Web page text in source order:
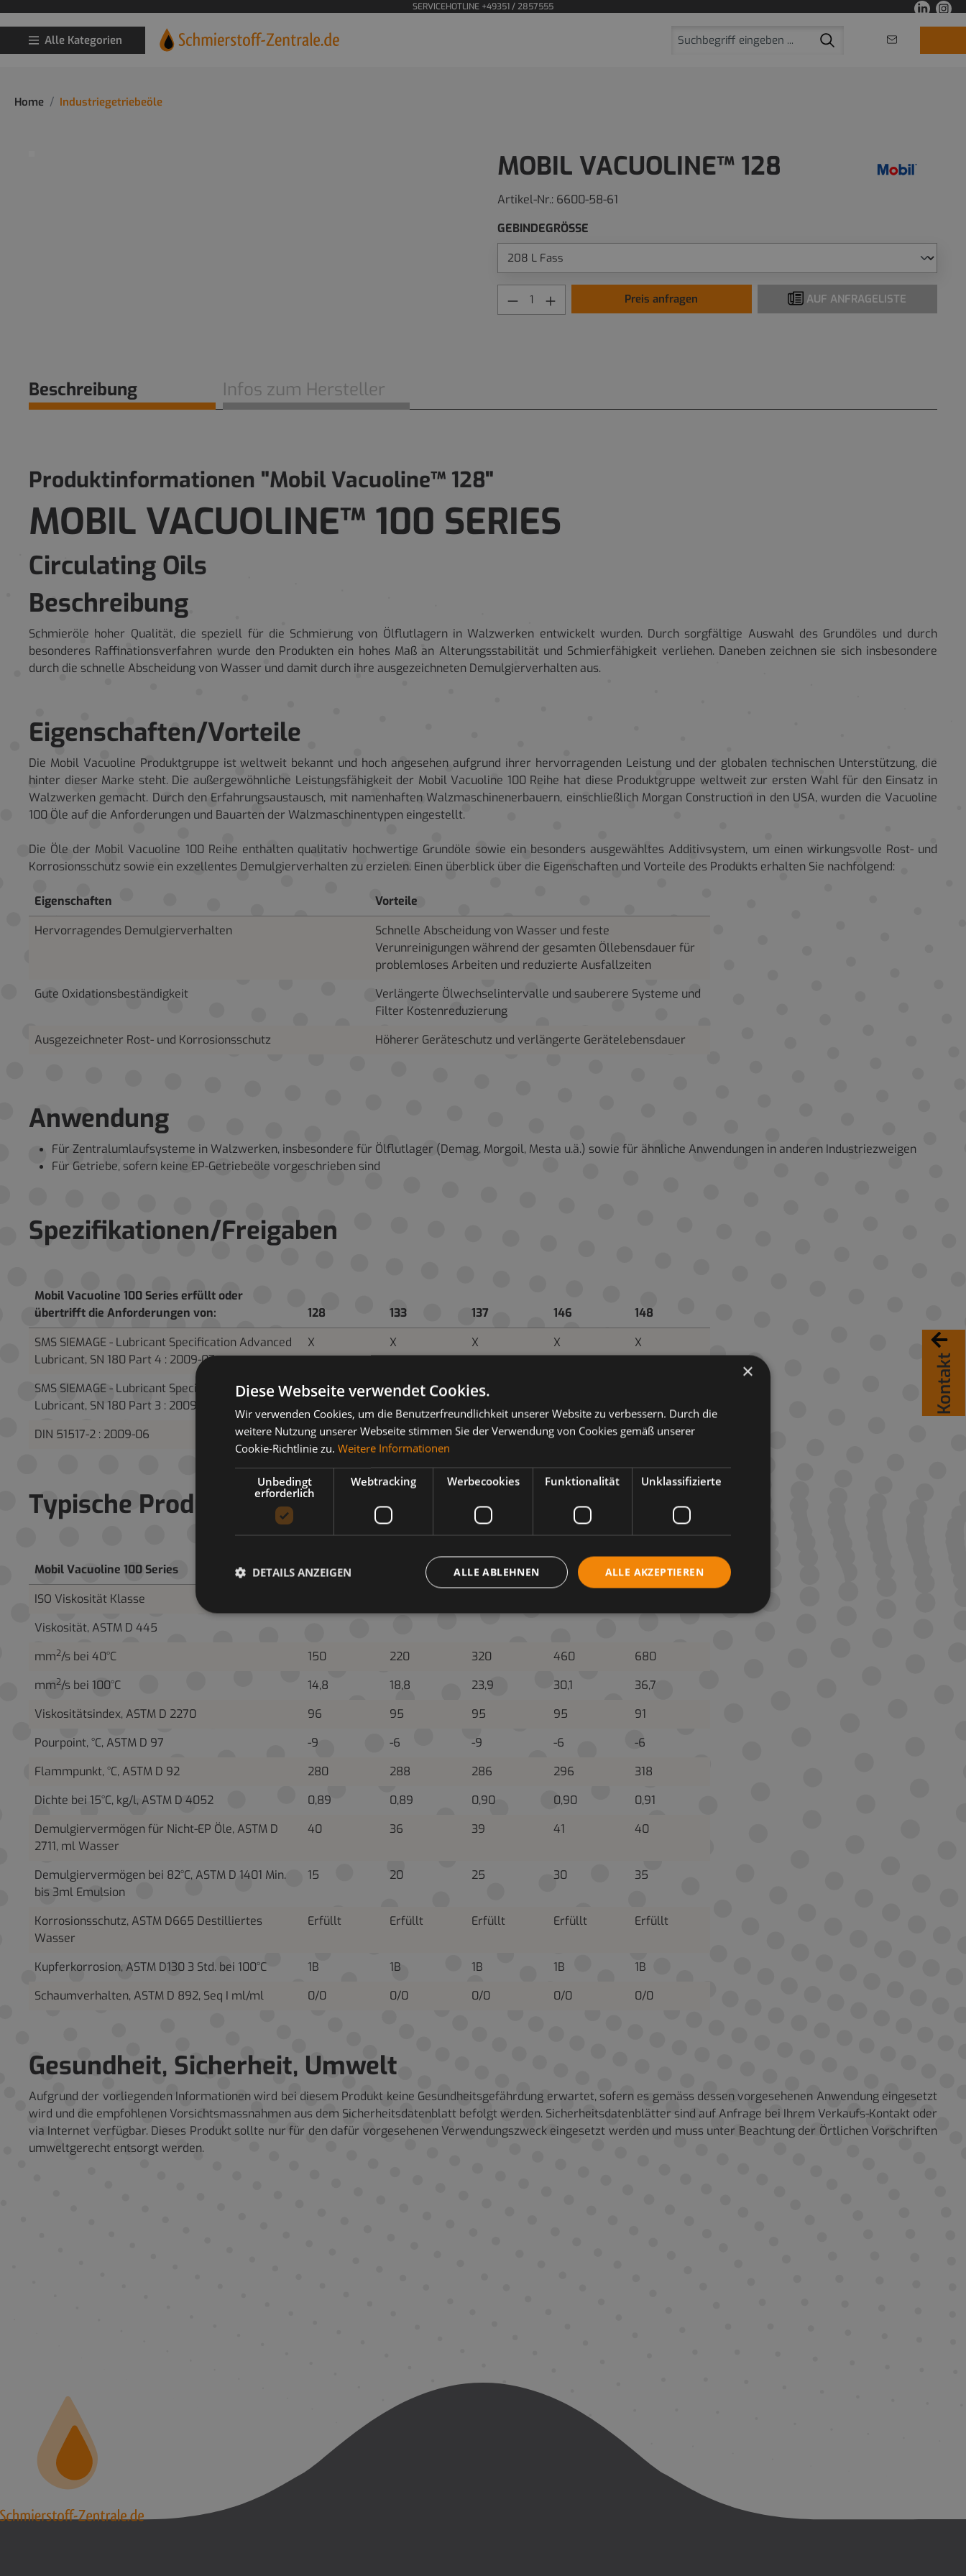
SERVICEHOTLINE +49351 / 2857555
Alle Kategorien
Kontakt
Home Industriegetriebeöle
MOBIL VACUOLINE™ 128
Artikel-Nr.: 6600-58-61
GEBINDEGRÖSSE
Preis anfragen AUF ANFRAGELISTE
Beschreibung Infos zum Hersteller
Produktinformationen "Mobil Vacuoline™ 128"
MOBIL VACUOLINE™ 100 SERIES
Circulating Oils
Beschreibung
Schmieröle hoher Qualität, die speziell für die Schmierung von Ölflutlagern in Walzwerken entwickelt wurden. Durch sorgfältige Auswahl des Grundöles und durch
besonderes Raffinationsverfahren wurde den Produkten ein hohes Maß an Alterungsstabilität und Schmierfähigkeit verliehen. Daneben zeichnen sie sich insbesondere
durch die schnelle Abscheidung von Wasser und damit durch ihre ausgezeichneten Demulgierverhalten aus.
Eigenschaften/Vorteile
Die Mobil Vacuoline Produktgruppe ist weltweit bekannt und hoch angesehen aufgrund ihrer hervorragenden Leistung und der globalen technischen Unterstützung, die
hinter dieser Marke steht. Die außergewöhnliche Leistungsfähigkeit der Mobil Vacuoline 100 Reihe hat diese Produktgruppe weltweit zur ersten Wahl für den Einsatz in
Walzwerken gemacht. Durch den Erfahrungsaustausch, mit namenhaften Walzmaschinenerbauern, einschließlich Morgan Construction in den USA, wurden die Vacuoline
100 Öle auf die Anforderungen und Bauarten der Walzmaschinentypen eingestellt.
Die Öle der Mobil Vacuoline 100 Reihe enthalten qualitativ hochwertige Grundöle sowie ein besonders ausgewähltes Additivsystem, um einen wirkungsvolle Rost- und
Korrosionsschutz sowie ein exzellentes Demulgierverhalten zu erzielen. Einen überblick über die Eigenschaften und Vorteile des Produkts erhalten Sie nachfolgend:
Eigenschaften
Vorteile
Hervorragendes Demulgierverhalten
Schnelle Abscheidung von Wasser und feste
Verunreinigungen während der gesamten Öllebensdauer für
problemloses Arbeiten und reduzierte Ausfallzeiten
Gute Oxidationsbeständigkeit
Verlängerte Ölwechselintervalle und sauberere Systeme und
Filter Kostenreduzierung
Ausgezeichneter Rost- und Korrosionsschutz
Höherer Geräteschutz und verlängerte Gerätelebensdauer
Anwendung
Für Zentralumlaufsysteme in Walzwerken, insbesondere für Ölflutlager (Demag, Morgoil, Mesta u.ä.) sowie für ähnliche Anwendungen in anderen Industriezweigen
Für Getriebe, sofern keine EP-Getriebeöle vorgeschrieben sind
Spezifikationen/Freigaben
Mobil Vacuoline 100 Series erfüllt oder
übertrifft die Anforderungen von:
128 133 137 146
148
SMS SIEMAGE - Lubricant Specification Advanced
Lubricant, SN 180 Part 4 : 2009-07
X X X X X
SMS SIEMAGE - Lubricant Specification Advanced
Lubricant, SN 180 Part 3 : 2009-07
X X X
DIN 51517-2 : 2009-06 X X X X
Typische Produktdaten
Mobil Vacuoline 100 Series 128 137 146
148
ISO Viskosität Klasse
Viskosität, ASTM D 445
mm2/s bei 40°C 150 220 320 460
680
mm2/s bei 100°C 14,8 18,8 23,9 30,1
36,7
Viskositätsindex, ASTM D 2270
96 95 95 95
91
Pourpoint, °C, ASTM D 97
-9 -6 -9 -6
-6
Flammpunkt, °C, ASTM D 92
280 288 286 296
318
Dichte bei 15°C, kg/l, ASTM D 4052
0,89 0,89 0,90 0,90
0,91
Demulgiervermögen für Nicht-EP Öle, ASTM D
2711, ml Wasser
40 36 39 41 40
Demulgiervermögen bei 82°C, ASTM D 1401 Min.
bis 3ml Emulsion
15 20 25 30 35
Korrosionsschutz, ASTM D665 Destilliertes
Wasser
Erfüllt Erfüllt Erfüllt Erfüllt Erfüllt
Kupferkorrosion, ASTM D130 3 Std. bei 100°C 1B 1B 1B 1B
1B
Schaumverhalten, ASTM D 892, Seq I ml/ml
0/0 0/0 0/0 0/0 0/0
Gesundheit, Sicherheit, Umwelt
Aufgrund der vorliegenden Informationen wird bei diesem Produkt keine Gesundheitsgefährdung erwartet, sofern es gemäss dessen vorgesehenen Anwendung eingesetzt
wird und die empfohlenen Vorsichtsmassnahmen aus dem Sicherheitsdatenblatt befolgt werden. Sicherheitsdatenblätter sind auf Anfrage bei Ihrem Verkaufs-Kontakt oder
via Internet verfügbar. Dieses Produkt sollte nur für den dafür vorgesehenen Verwendungszweck eingesetzt werden und muss unter Beachtung der Örtlichen Vorschriften
umweltgerecht entsorgt werden.
×
Diese Webseite verwendet Cookies.
Wir verwenden Cookies, um die Benutzerfreundlichkeit unserer Website zu verbessern. Durch die
weitere Nutzung unserer Webseite stimmen Sie der Verwendung von Cookies gemäß unserer
Cookie-Richtlinie zu. Weitere Informationen
Unbedingt
erforderlich
Webtracking Werbecookies Funktionalität Unklassifizierte
ALLE AKZEPTIEREN
ALLE ABLEHNEN
DETAILS ANZEIGEN